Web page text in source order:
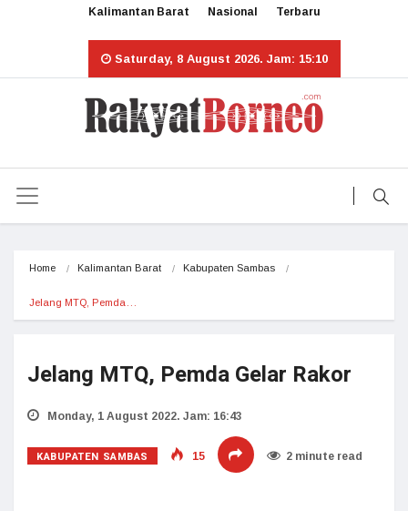
Kalimantan Barat Nasional Terbaru
Saturday, 8 August 2026. Jam: 15:10
Home Kalimantan Barat Kabupaten Sambas
Jelang MTQ, Pemda…
Jelang MTQ, Pemda Gelar Rakor
Monday, 1 August 2022. Jam: 16:43
KABUPATEN SAMBAS 15 2 minute read